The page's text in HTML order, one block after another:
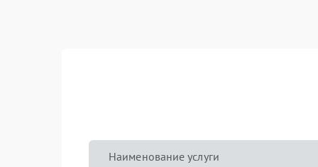
Наименование услуги